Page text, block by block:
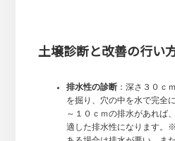
土壌診断と改善の行い
排水性の診断：深さ３０ｃ
を掘り、穴の中を水で完全
～１０ｃｍの排水があれば
適した排水性になります。